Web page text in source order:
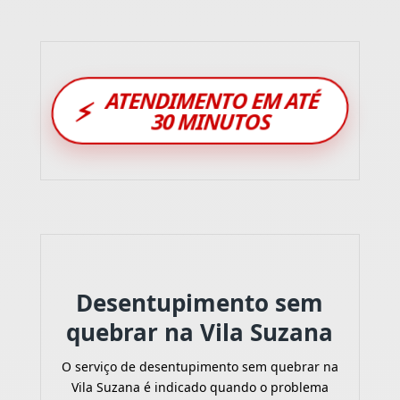
⚡ ATENDIMENTO EM ATÉ
30 MINUTOS
Desentupimento sem
quebrar na Vila Suzana
O serviço de desentupimento sem quebrar na
Vila Suzana é indicado quando o problema